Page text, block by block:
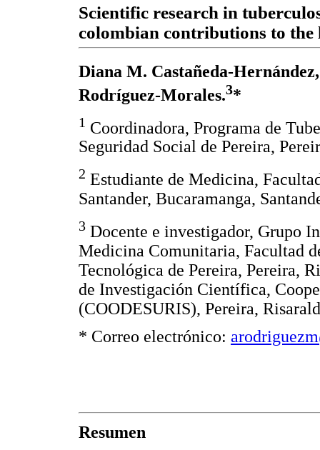
Scientific research in
colombian contributions to
Diana M. Castañeda-Hernández,
Rodríguez-Morales.3*
1 Coordinadora, Programa de
Seguridad Social de Pereira,
2 Estudiante de Medicina,
Santander, Bucaramanga,
3 Docente e investigador, Grupo
Medicina Comunitaria, Facultad
Tecnológica de Pereira, Pereira,
de Investigación Científica,
(COODESURIS), Pereira,
* Correo electrónico:
Resumen